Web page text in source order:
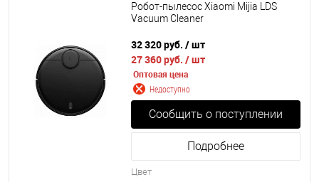
Робот-пылесос Xiaomi Mijia LDS
Vacuum Cleaner
32 320 руб. / шт
27 360 руб. / шт
Оптовая цена
Недоступно
Сообщить о поступлении
Подробнее
Цвет